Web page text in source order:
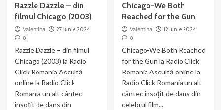
Razzle Dazzle – din
filmul Chicago (2003)
Valentina
27 iunie 2024
0
Razzle Dazzle – din filmul
Chicago (2003) la Radio
Click Romania Ascultă
online la Radio Click
Romania un alt cântec
însoțit de dans din
Chicago-We Both
Reached for the Gun
Valentina
12 iunie 2024
0
Chicago-We Both Reached
for the Gun la Radio Click
Romania Ascultă online la
Radio Click Romania un alt
cântec însoțit de dans din
celebrul film...